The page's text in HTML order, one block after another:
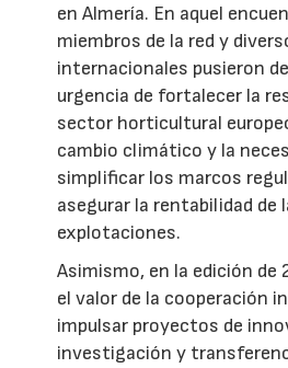
en Almería. En aquel
miembros de la red y
internacionales pusieron
urgencia de fortalecer la
sector horticultural
cambio climático y la
simplificar los marcos
asegurar la rentabilidad de
explotaciones.
Asimismo, en la edición de
el valor de la cooperación
impulsar proyectos de
investigación y